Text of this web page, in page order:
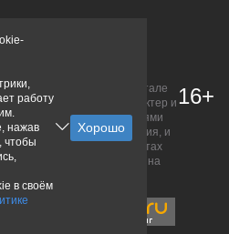
размещенная на портале
ознакомительный характер и
определяемой положениями
и полного описания, и
уточняйте на сайтах
Исключительное право на
правообладателям.
16+
работу
нажав
чтобы
в своём